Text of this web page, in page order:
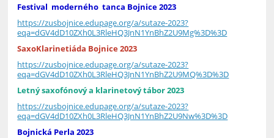
Festival moderného tanca Bojnice 2023
https://zusbojnice.edupage.org/a/sutaze-2023?
eqa=dGV4dD10ZXh0L3RleHQ3JnN1YnBhZ2U9Mg%3D%3D
SaxoKlarinetiáda Bojnice 2023
https://zusbojnice.edupage.org/a/sutaze-2023?
eqa=dGV4dD10ZXh0L3RleHQ3JnN1YnBhZ2U9MQ%3D%3D
Letný saxofónový a klarinetový tábor 2023
https://zusbojnice.edupage.org/a/sutaze-2023?
eqa=dGV4dD10ZXh0L3RleHQ3JnN1YnBhZ2U9Nw%3D%3D
Bojnická Perla 2023